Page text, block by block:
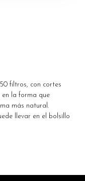
filtros, con cortes
en la forma que
más natural.
llevar en el bolsillo